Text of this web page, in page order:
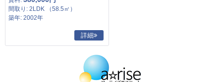
間取り: 2LDK （58.5㎡）
築年: 2002年
詳細